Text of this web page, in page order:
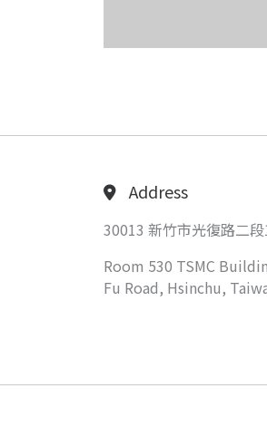
Address
30013 新竹市光復路二
Room 530 TSMC
Fu Road, Hsinchu,